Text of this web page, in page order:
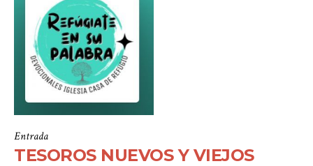
Entrada
TESOROS NUEVOS Y VIEJOS